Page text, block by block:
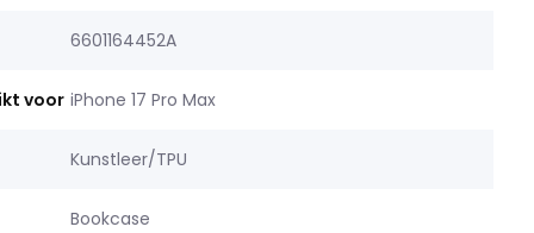
6601164452A
voor iPhone 17 Pro Max
Kunstleer/TPU
Bookcase